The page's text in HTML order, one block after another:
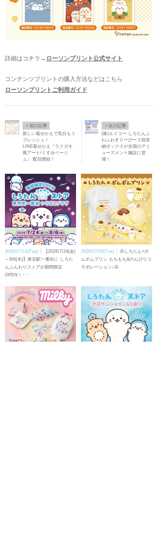
詳細はコチラ→ ローソンプリント公式サイト
コンテンツプリントの購入方法などはこちら
ローソンプリントご利用ガイド
Ô 前の記事
新しい着せかえで気分もリ
フレッシュ！
LINE着せかえ『ラクガキ
風アート/くすみベージ
ュ』 配信開始！
× 次の記事
(株)エイコー しろたんふ
わふわすりーぴー２段収
納ボックスが全国のアミ
ューズメント施設に登
場！
2026/07/14(Tue)
【2026/7/24(金)
～8/6(木)】東京駅一番街に しろた
んふんわりストアが期間限定
OPEN！･･･
2026/07/28(Tue)
🍮しろたん×ポ
ムポムプリン もちもち&のんびりコ
ラボレーション♪🍮